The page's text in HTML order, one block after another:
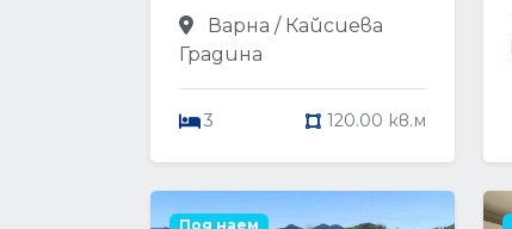
Варна / Кайсиева
Градина
3 120.00 кв.м
Под наем